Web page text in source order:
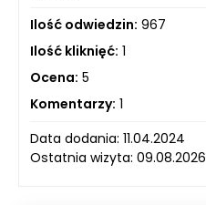
Ilość odwiedzin: 967
Ilość kliknięć: 1
Ocena: 5
Komentarzy: 1
Data dodania: 11.04.2024
Ostatnia wizyta: 09.08.2026